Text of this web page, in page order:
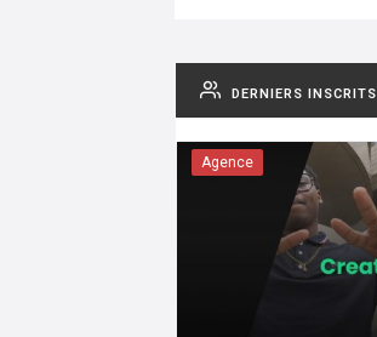
DERNIERS INSCRITS
Agence